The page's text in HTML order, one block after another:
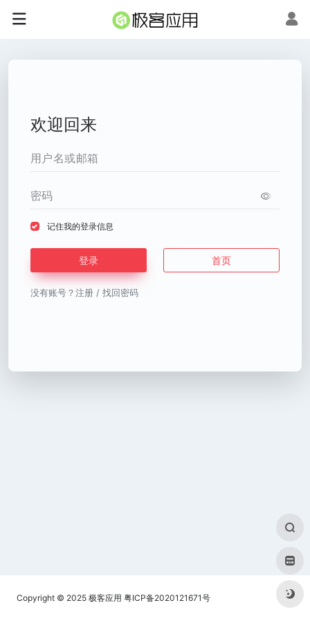
欢迎回来
记住我的登录信息
登录 首页
没有账号？ 注册 / 找回密码
Copyright © 2025 极客应用 粤ICP备2020121671号